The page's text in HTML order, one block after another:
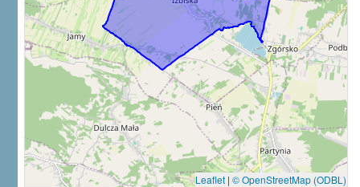
Leaflet | © OpenStreetMap (ODBL)